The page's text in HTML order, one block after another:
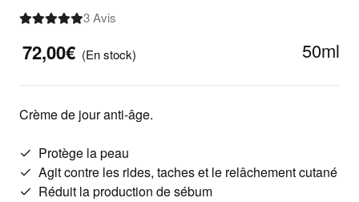
3 Avis
72,00€ 50ml
(En stock)
Crème de jour anti-âge.
Protège la peau
Agit contre les rides, taches et le relâchement cutané
Réduit la production de sébum